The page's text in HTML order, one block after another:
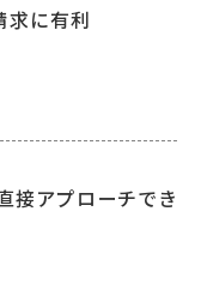
求に有利
接アプローチでき